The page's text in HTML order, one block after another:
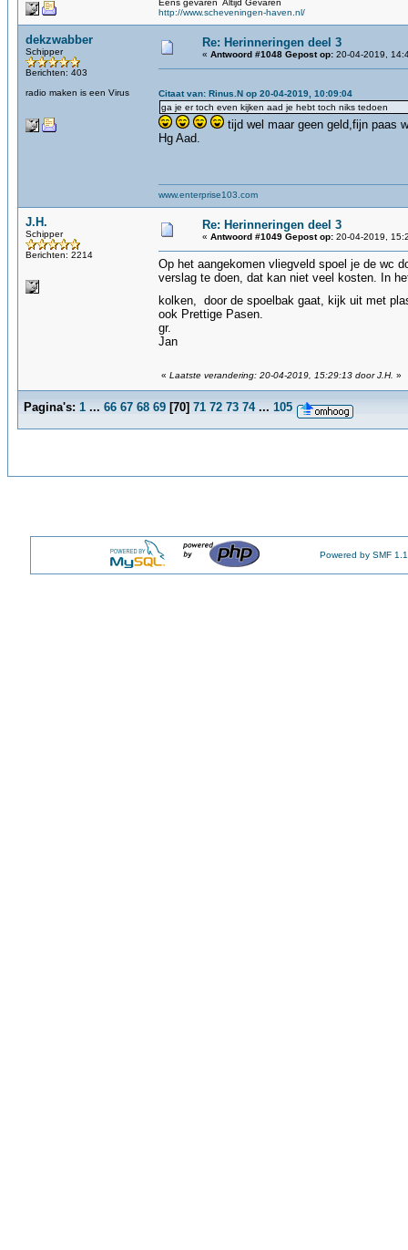
Eens gevaren Altijd Gevaren
http://www.scheveningen-haven.nl/
dekzwabber
Schipper
Berichten: 403
radio maken is een Virus
Re: Herinneringen deel 3
« Antwoord #1048 Gepost op: 20-04-2019,
Citaat van: Rinus.N op 20-04-2019, 10:09:04
ga je er toch even kijken aad je hebt toch niks tedoen
tijd wel maar geen geld,fijn paas
Hg Aad.
www.enterprise103.com
J.H.
Schipper
Berichten: 2214
Re: Herinneringen deel 3
« Antwoord #1049 Gepost op: 20-04-2019,
Op het aangekomen vliegveld spoel je de wc
verslag te doen, dat kan niet veel kosten. In
kolken, door de spoelbak gaat, kijk uit met
ook Prettige Pasen.
gr.
Jan
« Laatste verandering: 20-04-2019, 15:29:13 door J.H. »
Pagina's: 1 ... 66 67 68 69 [70] 71 72 73 74 ... 105
Powered by SMF